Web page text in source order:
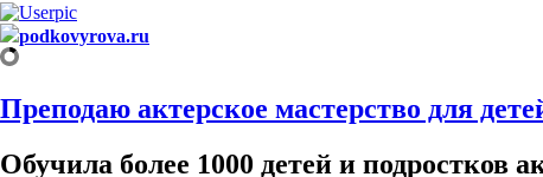
podkovyrova.ru
Преподаю актерское мастерство для
Обучила более 1000 детей и подростков